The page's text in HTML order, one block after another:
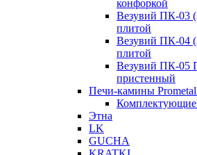
конфоркой
Везувий ПК-03
плитой
Везувий ПК-04
плитой
Везувий ПК-05
пристенный
Печи-камины
Комплектующие
Этна
LK
GUCHA